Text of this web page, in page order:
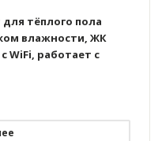
тёплого пола
влажности, ЖК
WiFi, работает с